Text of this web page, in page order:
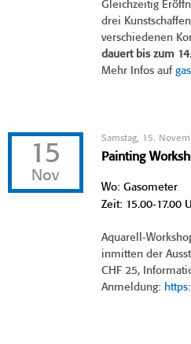
Gleichzeitig
drei
verschiedenen
dauert bis zum
Mehr Infos auf
15
Nov
Samstag, 15.
Painting
Wo: Gasometer
Zeit: 15.00-17.00
Aquarell-
inmitten der
CHF 25,
Anmeldung: